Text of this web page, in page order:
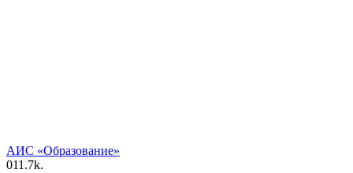
АИС «Образование»
011.7k.